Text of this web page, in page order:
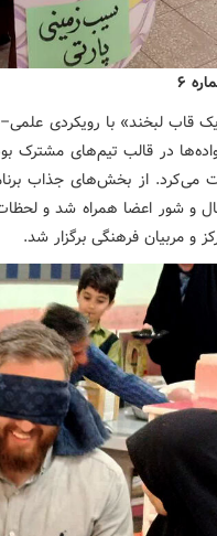
۶
قاب لبخند» با رویکردی
در قالب تیم‌های مشترک
می‌کرد. از بخش‌های جذاب
و شور اعضا همراه شد و
و مربیان فرهنگی برگزار شد.